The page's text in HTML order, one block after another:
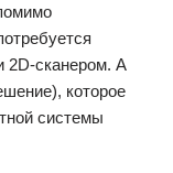
2D-сканером. А
которое
системы